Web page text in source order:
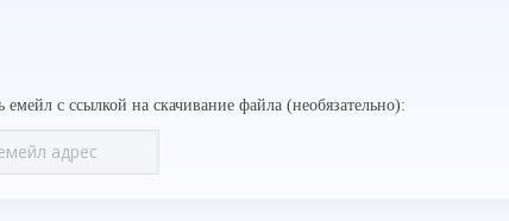
емейл с ссылкой на скачивание файла (необязательно):